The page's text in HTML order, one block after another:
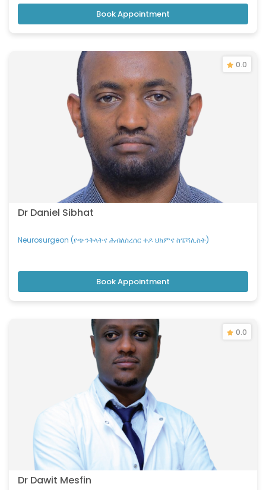
Book Appointment
0.0
Dr Daniel Sibhat
Neurosurgeon (የጭንቅላትና ሕብለሰረሰር ቀዶ ህክምና ስፔሻሊስት)
Book Appointment
0.0
Dr Dawit Mesfin